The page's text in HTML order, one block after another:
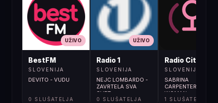
UŽIVO
BestFM
SLOVENIJA
DEVITO - VUDU
0 SLUŠATELJA
UŽIVO
Radio 1
SLOVENIJA
NEJC LOMBARDO -
ZAVRTELA SVA
SVET
0 SLUŠATELJA
Radio City
SLOVENIJA
SABRINA
CARPENTER / BUSY
WOMAN
1 SLUŠATELJA